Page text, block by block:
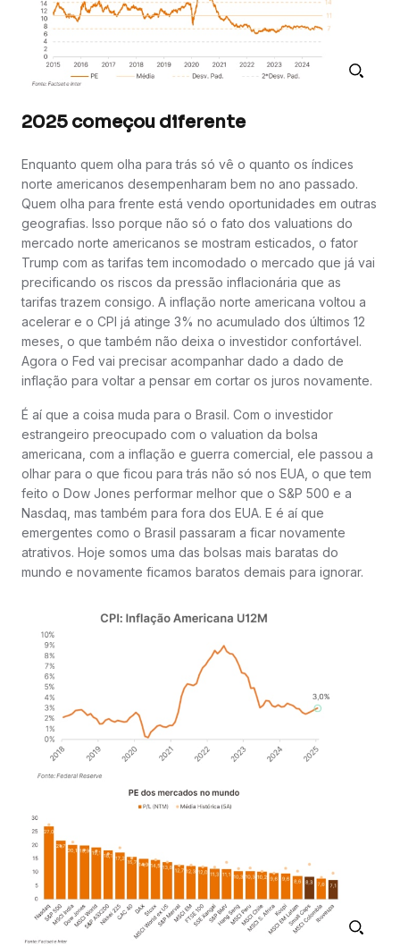
2025 começou diferente
Enquanto quem olha para trás só vê o quanto os índices
norte americanos desempenharam bem no ano passado.
Quem olha para frente está vendo oportunidades em outras
geografias. Isso porque não só o fato dos valuations do
mercado norte americanos se mostram esticados, o fator
Trump com as tarifas tem incomodado o mercado que já vai
precificando os riscos da pressão inflacionária que as
tarifas trazem consigo. A inflação norte americana voltou a
acelerar e o CPI já atinge 3% no acumulado dos últimos 12
meses, o que também não deixa o investidor confortável.
Agora o Fed vai precisar acompanhar dado a dado de
inflação para voltar a pensar em cortar os juros novamente.
É aí que a coisa muda para o Brasil. Com o investidor
estrangeiro preocupado com o valuation da bolsa
americana, com a inflação e guerra comercial, ele passou a
olhar para o que ficou para trás não só nos EUA, o que tem
feito o Dow Jones performar melhor que o S&P 500 e a
Nasdaq, mas também para fora dos EUA. E é aí que
emergentes como o Brasil passaram a ficar novamente
atrativos. Hoje somos uma das bolsas mais baratas do
mundo e novamente ficamos baratos demais para ignorar.